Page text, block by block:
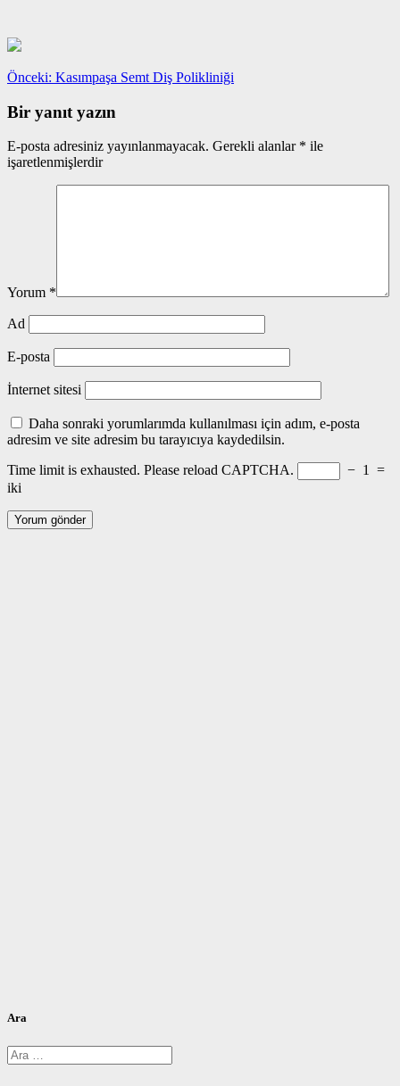
Yazı
gezinmesi
Önceki: Önceki
Kasımpaşa Semt Diş Polikliniği
Bir yanıt yazın
E-posta adresiniz yayınlanmayacak. Gerekli alanlar * ile
işaretlenmişlerdir
Yorum *
Ad
E-posta
İnternet sitesi
Daha sonraki yorumlarımda kullanılması için adım, e-posta
adresim ve site adresim bu tarayıcıya kaydedilsin.
Time limit is exhausted. Please reload CAPTCHA.
− 1
=
iki
Ara
Arama: